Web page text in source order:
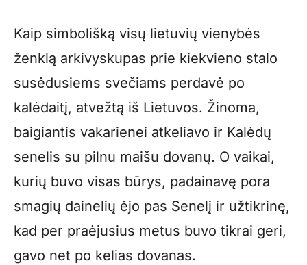
Kaip simbolišką visų lietuvių vienybės
ženklą arkivyskupas prie kiekvieno stalo
susėdusiems svečiams perdavė po
kalėdaitį, atvežtą iš Lietuvos. Žinoma,
baigiantis vakarienei atkeliavo ir Kalėdų
senelis su pilnu maišu dovanų. O vaikai,
kurių buvo visas būrys, padainavę pora
smagių dainelių ėjo pas Senelį ir užtikrinę,
kad per praėjusius metus buvo tikrai geri,
gavo net po kelias dovanas.